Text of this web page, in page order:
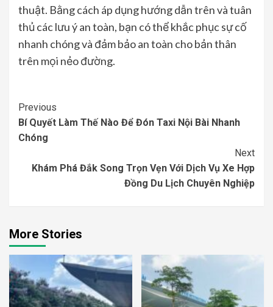
thuật. Bằng cách áp dụng hướng dẫn trên và tuân
thủ các lưu ý an toàn, bạn có thể khắc phục sự cố
nhanh chóng và đảm bảo an toàn cho bản thân
trên mọi nẻo đường.
Continue
Reading
Previous
Bí Quyết Làm Thế Nào Để Đón Taxi Nội Bài Nhanh
Chóng
Next
Khám Phá Đắk Song Trọn Vẹn Với Dịch Vụ Xe Hợp
Đồng Du Lịch Chuyên Nghiệp
More Stories